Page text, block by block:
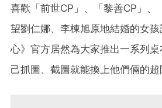
喜歡「前世CP」、「黎善CP」、
望劉仁娜、李棟旭原地結婚的女
心》官方居然為大家推出一系列
己抓圖、截圖就能換上他們倆的超